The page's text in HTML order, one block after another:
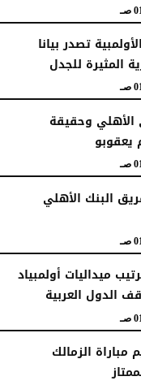
تصدر بيانا
المثيرة للجدل
وحقيقة
يعقوبو
البنك الأهلي
ميداليات أولمبياد
الزمالك